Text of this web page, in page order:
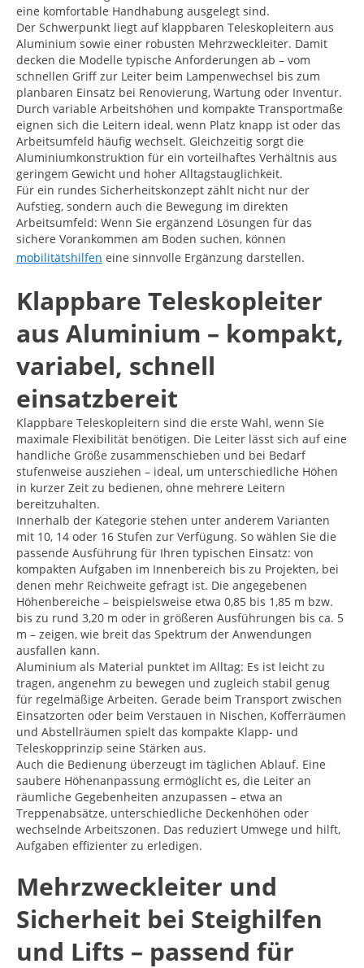
eine komfortable Handhabung ausgelegt sind.
Der Schwerpunkt liegt auf klappbaren Teleskopleitern aus
Aluminium sowie einer robusten Mehrzweckleiter. Damit
decken die Modelle typische Anforderungen ab – vom
schnellen Griff zur Leiter beim Lampenwechsel bis zum
planbaren Einsatz bei Renovierung, Wartung oder Inventur.
Durch variable Arbeitshöhen und kompakte Transportmaße
eignen sich die Leitern ideal, wenn Platz knapp ist oder das
Arbeitsumfeld häufig wechselt. Gleichzeitig sorgt die
Aluminiumkonstruktion für ein vorteilhaftes Verhältnis aus
geringem Gewicht und hoher Alltagstauglichkeit.
Für ein rundes Sicherheitskonzept zählt nicht nur der
Aufstieg, sondern auch die Bewegung im direkten
Arbeitsumfeld: Wenn Sie ergänzend Lösungen für das
sichere Vorankommen am Boden suchen, können
mobilitätshilfen eine sinnvolle Ergänzung darstellen.
Klappbare Teleskopleiter
aus Aluminium – kompakt,
variabel, schnell
einsatzbereit
Klappbare Teleskopleitern sind die erste Wahl, wenn Sie
maximale Flexibilität benötigen. Die Leiter lässt sich auf eine
handliche Größe zusammenschieben und bei Bedarf
stufenweise ausziehen – ideal, um unterschiedliche Höhen
in kurzer Zeit zu bedienen, ohne mehrere Leitern
bereitzuhalten.
Innerhalb der Kategorie stehen unter anderem Varianten
mit 10, 14 oder 16 Stufen zur Verfügung. So wählen Sie die
passende Ausführung für Ihren typischen Einsatz: von
kompakten Aufgaben im Innenbereich bis zu Projekten, bei
denen mehr Reichweite gefragt ist. Die angegebenen
Höhenbereiche – beispielsweise etwa 0,85 bis 1,85 m bzw.
bis zu rund 3,20 m oder in größeren Ausführungen bis ca. 5
m – zeigen, wie breit das Spektrum der Anwendungen
ausfallen kann.
Aluminium als Material punktet im Alltag: Es ist leicht zu
tragen, angenehm zu bewegen und zugleich stabil genug
für regelmäßige Arbeiten. Gerade beim Transport zwischen
Einsatzorten oder beim Verstauen in Nischen, Kofferräumen
und Abstellräumen spielt das kompakte Klapp- und
Teleskopprinzip seine Stärken aus.
Auch die Bedienung überzeugt im täglichen Ablauf. Eine
saubere Höhenanpassung ermöglicht es, die Leiter an
räumliche Gegebenheiten anzupassen – etwa an
Treppenabsätze, unterschiedliche Deckenhöhen oder
wechselnde Arbeitszonen. Das reduziert Umwege und hilft,
Aufgaben effizienter zu erledigen.
Mehrzweckleiter und
Sicherheit bei Steighilfen
und Lifts – passend für